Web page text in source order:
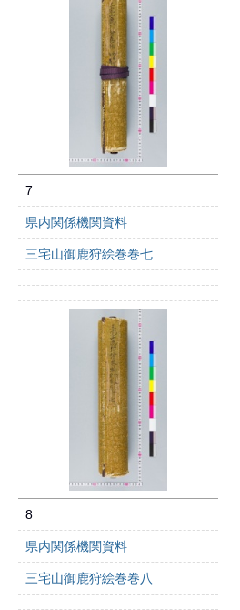
7
県内関係機関資料
三宅山御鹿狩絵巻巻七
8
県内関係機関資料
三宅山御鹿狩絵巻巻八